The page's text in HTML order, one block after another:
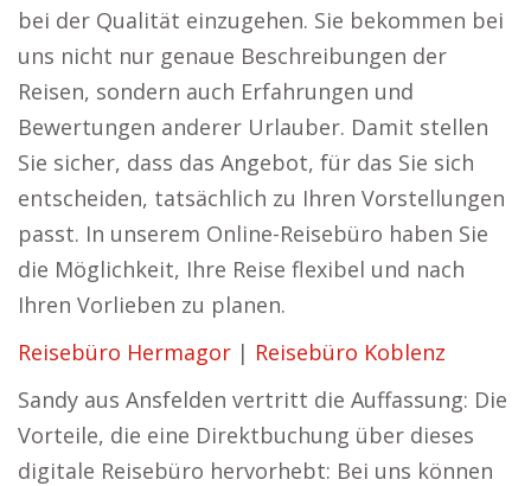
bei der Qualität einzugehen. Sie bekommen bei
uns nicht nur genaue Beschreibungen der
Reisen, sondern auch Erfahrungen und
Bewertungen anderer Urlauber. Damit stellen
Sie sicher, dass das Angebot, für das Sie sich
entscheiden, tatsächlich zu Ihren Vorstellungen
passt. In unserem Online-Reisebüro haben Sie
die Möglichkeit, Ihre Reise flexibel und nach
Ihren Vorlieben zu planen.
Reisebüro Hermagor | Reisebüro Koblenz
Sandy aus Ansfelden vertritt die Auffassung: Die
Vorteile, die eine Direktbuchung über dieses
digitale Reisebüro hervorhebt: Bei uns können